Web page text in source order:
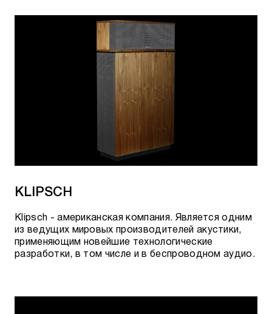
KLIPSCH
Klipsch - американская компания. Является одним
из ведущих мировых производителей акустики,
применяющим новейшие технологические
разработки, в том числе и в беспроводном аудио.